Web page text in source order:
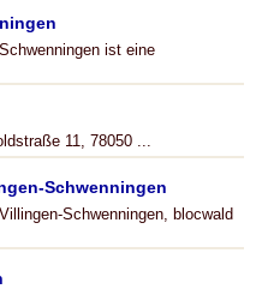
ist eine
11, 78050 ...
Schwenningen
Schwenningen, blocwald